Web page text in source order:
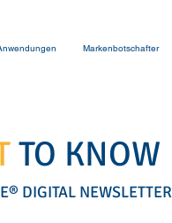
Markenbotschafter
TO KNOW
DIGITAL NEWSLETTER